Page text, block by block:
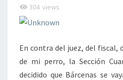
304 views
En contra del juez, del fiscal,
de mi perro, la Sección
decidido que Bárcenas se